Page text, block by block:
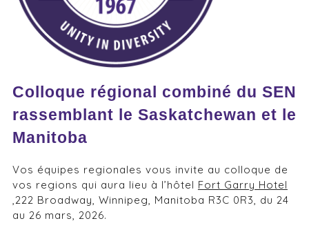
Colloque régional combiné du SEN
rassemblant le Saskatchewan et le
Manitoba
Vos équipes regionales vous invite au colloque de
vos regions qui aura lieu à l’hôtel Fort Garry Hotel
,222 Broadway, Winnipeg, Manitoba R3C 0R3, du 24
au 26 mars, 2026.